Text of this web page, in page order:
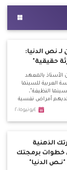
لـ نص الدنيا:
حقيقية"
الأستاذ بالمعهد
العربية للسينما
النظيفة"،
أمراض نفسية
٤يونيو٢٠١٥
الذهنية
خطوات برمجتك
الدنيا"